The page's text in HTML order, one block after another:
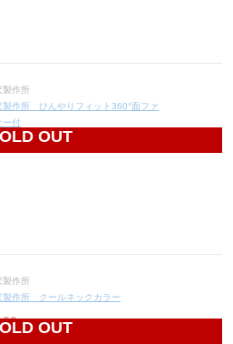
OUT
製作所
製作所 ひんやりフィット360°面ファ
ー付
OUT
製作所
製作所 クールネックカラー
円(税込1,232円)